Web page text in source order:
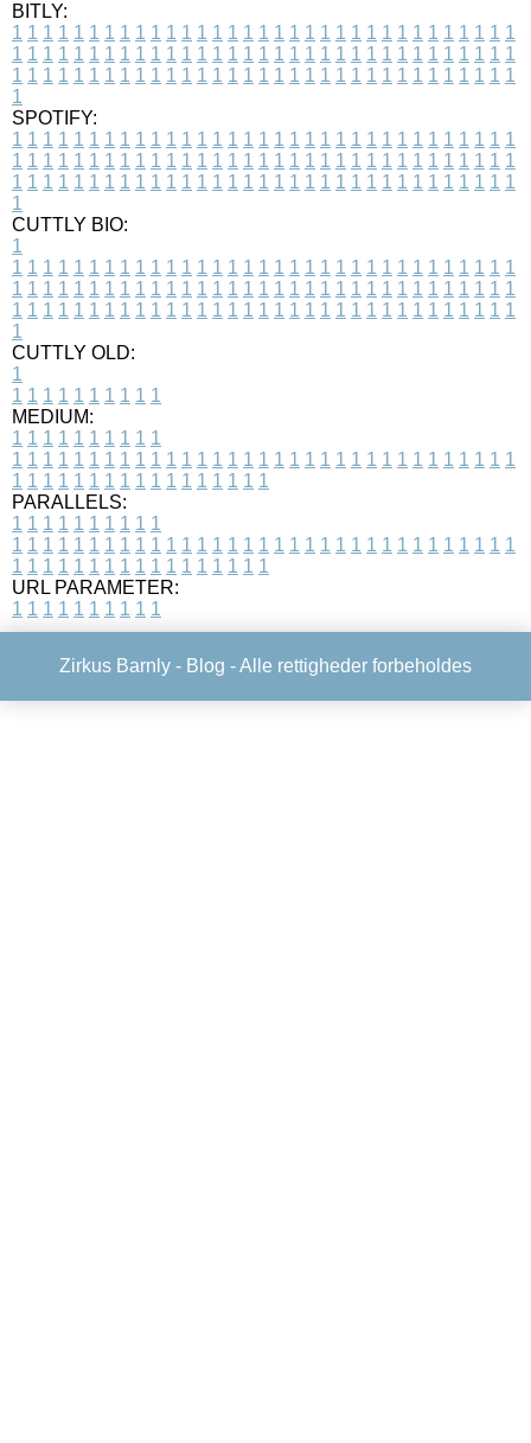
BITLY:
1 1 1 1 1 1 1 1 1 1 1 1 1 1 1 1 1 1 1 1 1 1 1 1 1 1 1 1 1 1 1 1 1
1 1 1 1 1 1 1 1 1 1 1 1 1 1 1 1 1 1 1 1 1 1 1 1 1 1 1 1 1 1 1 1 1
1 1 1 1 1 1 1 1 1 1 1 1 1 1 1 1 1 1 1 1 1 1 1 1 1 1 1 1 1 1 1 1 1
1
SPOTIFY:
1 1 1 1 1 1 1 1 1 1 1 1 1 1 1 1 1 1 1 1 1 1 1 1 1 1 1 1 1 1 1 1 1
1 1 1 1 1 1 1 1 1 1 1 1 1 1 1 1 1 1 1 1 1 1 1 1 1 1 1 1 1 1 1 1 1
1 1 1 1 1 1 1 1 1 1 1 1 1 1 1 1 1 1 1 1 1 1 1 1 1 1 1 1 1 1 1 1 1
1
CUTTLY BIO:
1
1 1 1 1 1 1 1 1 1 1 1 1 1 1 1 1 1 1 1 1 1 1 1 1 1 1 1 1 1 1 1 1 1
1 1 1 1 1 1 1 1 1 1 1 1 1 1 1 1 1 1 1 1 1 1 1 1 1 1 1 1 1 1 1 1 1
1 1 1 1 1 1 1 1 1 1 1 1 1 1 1 1 1 1 1 1 1 1 1 1 1 1 1 1 1 1 1 1 1
1
CUTTLY OLD:
1
1 1 1 1 1 1 1 1 1 1
MEDIUM:
1 1 1 1 1 1 1 1 1 1
1 1 1 1 1 1 1 1 1 1 1 1 1 1 1 1 1 1 1 1 1 1 1 1 1 1 1 1 1 1 1 1 1
1 1 1 1 1 1 1 1 1 1 1 1 1 1 1 1 1
PARALLELS:
1 1 1 1 1 1 1 1 1 1
1 1 1 1 1 1 1 1 1 1 1 1 1 1 1 1 1 1 1 1 1 1 1 1 1 1 1 1 1 1 1 1 1
1 1 1 1 1 1 1 1 1 1 1 1 1 1 1 1 1
URL PARAMETER:
1 1 1 1 1 1 1 1 1 1
Zirkus Barnly - Blog - Alle rettigheder forbeholdes